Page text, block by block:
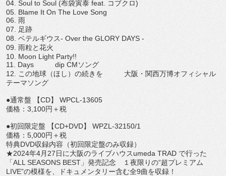
04. Soul to Soul (布袋寅泰 feat. コブクロ)
05. Blame It On The Love Song
06. 雨
07. 足跡
08. ベテルギウス- Over the GLORY DAYS -
09. 雨粒と花火
10. Moon Light Party!!
11. Days dip CMソング
12. この地球（ほし）の続きを 大阪・関西万博オフィシャル
テーマソング
●通常盤 【CD】 WPCL-13605
価格：3,100円＋税
●初回限定盤 【CD+DVD】 WPZL-32150/1
価格：5,000円＋税
特典DVD収録内容（初回限定盤のみ収録）
★2024年4月27日に大阪のライブハウスumeda TRAD で行った
「ALL SEASONS BEST」発売記念 １夜限りの“超プレミアム
LIVE”の模様を、
ドキュメンタリー含む全9曲を収録！